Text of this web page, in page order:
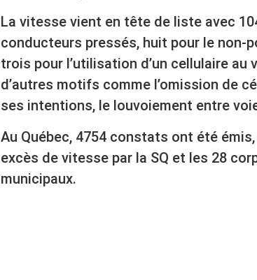
La vitesse vient en tête de liste avec
conducteurs pressés, huit pour le non-
trois pour l’utilisation d’un cellulaire au
d’autres motifs comme l’omission de
ses intentions, le louvoiement entre
Au Québec, 4754 constats ont été
excès de vitesse par la SQ et les 28
municipaux.